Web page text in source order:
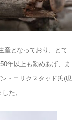
産となっており、とて
年以上も勤めあげ、ま
・エリクスタッド氏(現
た。